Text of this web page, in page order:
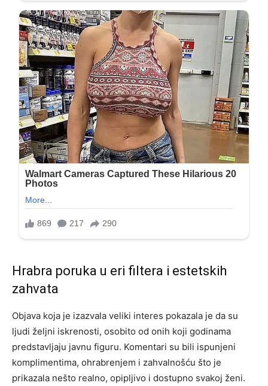
Hrabra poruka u eri filtera i estetskih
zahvata
Objava koja je izazvala veliki interes pokazala je da su
ljudi željni iskrenosti, osobito od onih koji godinama
predstavljaju javnu figuru. Komentari su bili ispunjeni
komplimentima, ohrabrenjem i zahvalnošću što je
prikazala nešto realno, opipljivo i dostupno svakoj ženi.